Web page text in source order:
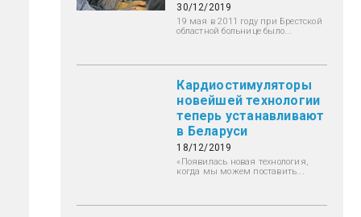
30/12/2019
19 мая в 2011 году при Брестской
областной больнице было...
Кардиостимуляторы
новейшей технологии
теперь устанавливают
в Беларуси
18/12/2019
«Появилась новая технология,
когда мы можем поставить...